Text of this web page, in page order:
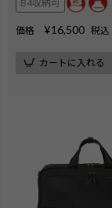
B4収納可
価格 ¥16,500 税込
カートに入れる